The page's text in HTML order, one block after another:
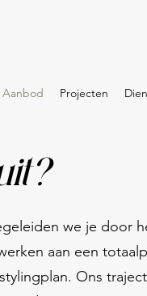
Aanbod Projecten
we je door
aan een
Ons traject